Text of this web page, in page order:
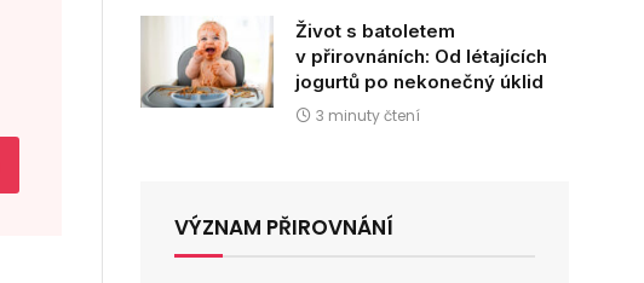
Život s batoletem
v přirovnáních: Od létajících
jogurtů po nekonečný úklid
3 minuty čtení
VÝZNAM PŘIROVNÁNÍ